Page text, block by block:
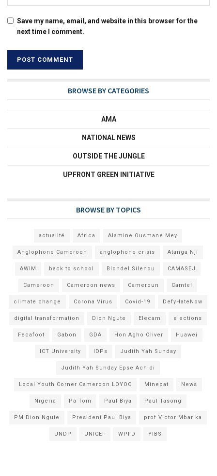
Save my name, email, and website in this browser for the
next time I comment.
BROWSE BY CATEGORIES
AMA
NATIONAL NEWS
OUTSIDE THE JUNGLE
UPFRONT GREEN INITIATIVE
BROWSE BY TOPICS
actualité Africa Alamine Ousmane Mey
Anglophone Cameroon anglophone crisis Atanga Nji
AWIM back to school Blondel Silenou CAMASEJ
Cameroon Cameroon news Cameroun Camtel
climate change Corona Virus Covid-19 DefyHateNow
digital transformation Dion Ngute Elecam elections
Fecafoot Gabon GDA Hon Agho Oliver Huawei
ICT University IDPs Judith Yah Sunday
Judith Yah Sunday Epse Achidi
Local Youth Corner Cameroon LOYOC Minepat News
Nigeria Pa Tom Paul Biya Paul Tasong
PM Dion Ngute President Paul Biya prof Victor Mbarika
UNDP UNICEF WPFD YIBS